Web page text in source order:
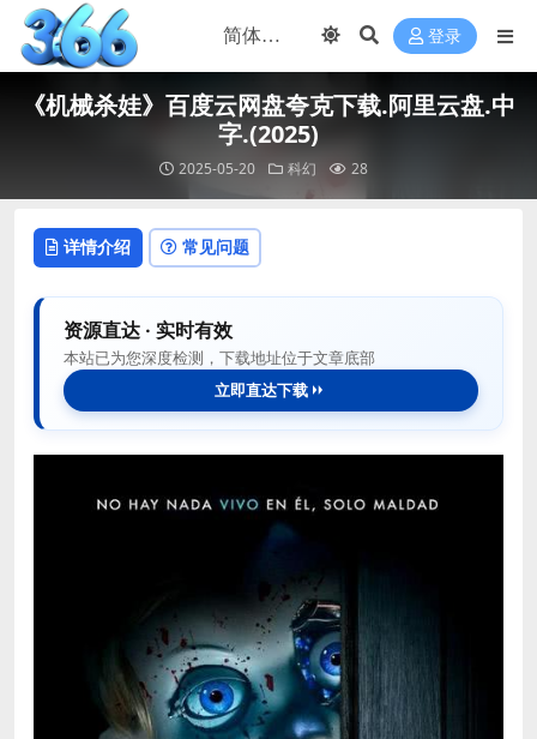
登录
《机械杀娃》百度云网盘夸克下载.阿里云盘.中
字.(2025)
2025-05-20 科幻 28
详情介绍 常见问题
资源直达 · 实时有效
本站已为您深度检测，下载地址位于文章底部
立即直达下载